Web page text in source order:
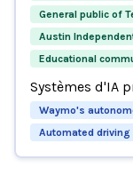
General public of
Austin
Educational
Systèmes d'IA
Waymo's
Automated